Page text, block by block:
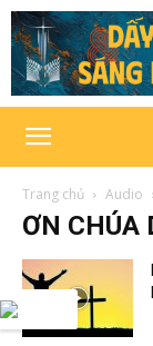
Trang chủ Audio
ƠN CHÚA